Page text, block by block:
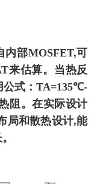
内部MOSFET,可
来估算。 当热反
公式：TA=135℃-
阻。在实际设计
局和散热设计,能